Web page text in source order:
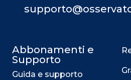
Abbonamenti e
Supporto
Guida e supporto